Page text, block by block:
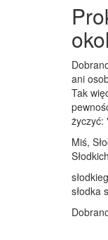
ani
Tak
życzyć:
Miś,
słodka